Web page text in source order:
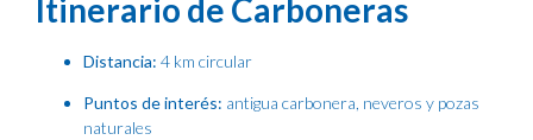
Itinerario de Carboneras
Distancia: 4 km circular
Puntos de interés: antigua carbonera, neveros y pozas
naturales